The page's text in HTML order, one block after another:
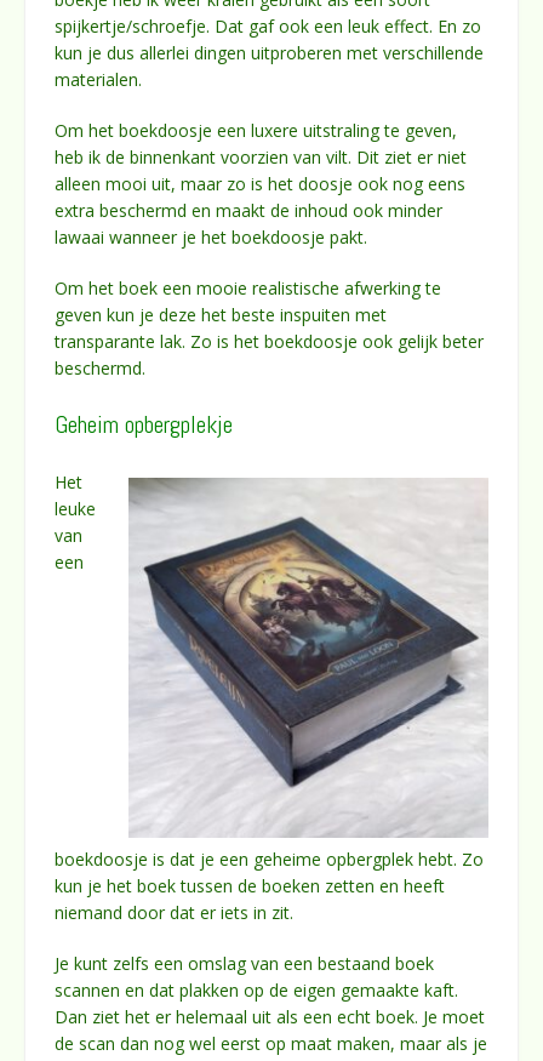
spijkertje/schroefje. Dat gaf ook een leuk effect. En zo
kun je dus allerlei dingen uitproberen met verschillende
materialen.
Om het boekdoosje een luxere uitstraling te geven,
heb ik de binnenkant voorzien van vilt. Dit ziet er niet
alleen mooi uit, maar zo is het doosje ook nog eens
extra beschermd en maakt de inhoud ook minder
lawaai wanneer je het boekdoosje pakt.
Om het boek een mooie realistische afwerking te
geven kun je deze het beste inspuiten met
transparante lak. Zo is het boekdoosje ook gelijk beter
beschermd.
Geheim opbergplekje
Het
leuke
van
een
boekdoosje is dat je een geheime opbergplek hebt. Zo
kun je het boek tussen de boeken zetten en heeft
niemand door dat er iets in zit.
Je kunt zelfs een omslag van een bestaand boek
scannen en dat plakken op de eigen gemaakte kaft.
Dan ziet het er helemaal uit als een echt boek. Je moet
de scan dan nog wel eerst op maat maken, maar als je